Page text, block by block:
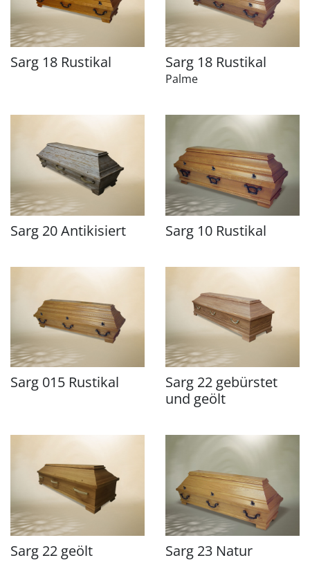
Sarg 18 Rustikal Sarg 18 Rustikal
Palme
Sarg 20 Antikisiert Sarg 10 Rustikal
Sarg 015 Rustikal
Sarg 22 gebürstet
und geölt
Sarg 22 geölt Sarg 23 Natur